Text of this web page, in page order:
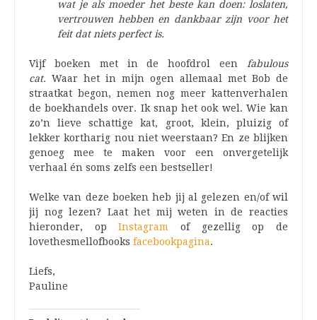
wat je als moeder het beste kan doen: loslaten,
vertrouwen hebben en dankbaar zijn voor het
feit dat niets perfect is.
Vijf boeken met in de hoofdrol een fabulous
cat. Waar het in mijn ogen allemaal met Bob de
straatkat begon, nemen nog meer kattenverhalen
de boekhandels over. Ik snap het ook wel. Wie kan
zo’n lieve schattige kat, groot, klein, pluizig of
lekker kortharig nou niet weerstaan? En ze blijken
genoeg mee te maken voor een onvergetelijk
verhaal én soms zelfs een bestseller!
Welke van deze boeken heb jij al gelezen en/of wil
jij nog lezen? Laat het mij weten in de reacties
hieronder, opInstagram of gezellig op de
lovethesmellofbooks facebookpagina.
Liefs,
Pauline